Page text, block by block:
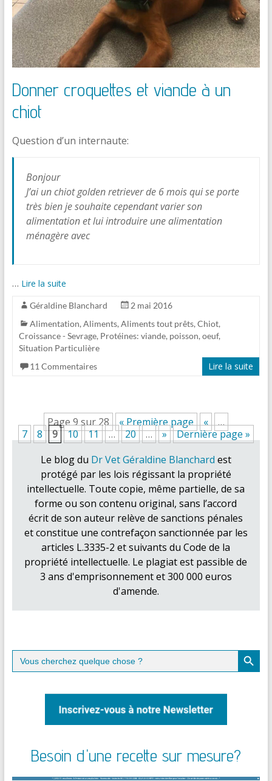
Donner croquettes et viande à un
chiot
Question d’un internaute:
Bonjour
J’ai un chiot golden retriever de 6 mois qui se porte
très bien je souhaite cependant varier son
alimentation et lui introduire une alimentation
ménagère avec
… Lire la suite
Géraldine Blanchard
2 mai 2016
Alimentation, Aliments, Aliments tout prêts, Chiot,
Croissance - Sevrage, Protéines: viande, poisson, oeuf,
Situation Particulière
11 Commentaires
Lire la suite
Page 9 sur 28 « Première page «
…
7
8 9 10 11 … 20 … »
Dernière page »
Le blog du Dr Vet Géraldine Blanchard est
protégé par les lois régissant la propriété
intellectuelle. Toute copie, même partielle, de sa
forme ou son contenu original, sans l’accord
écrit de son auteur relève de sanctions pénales
et constitue une contrefaçon sanctionnée par les
articles L.3335-2 et suivants du Code de la
propriété intellectuelle. Le plagiat est passible de
3 ans d'emprisonnement et 300 000 euros
d'amende.
Search
for:
Search Button
Besoin d'une recette sur mesure?